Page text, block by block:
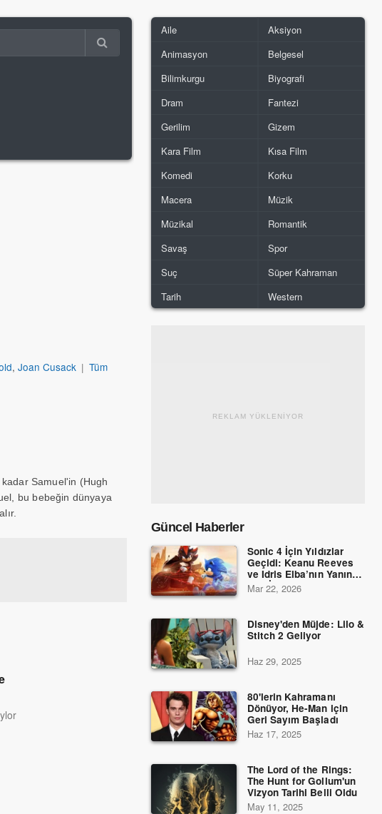
, Joan Cusack | Tüm
Samuel'in (Hugh
bu bebeğin dünyaya
Aile
Aksiyon
Animasyon
Belgesel
Bilimkurgu
Biyografi
Dram
Fantezi
Gerilim
Gizem
Kara Film
Kısa Film
Komedi
Korku
Macera
Müzik
Müzikal
Romantik
Savaş
Spor
Suç
Süper Kahraman
Tarih
Western
REKLAM YÜKLENİYOR
Güncel Haberler
Sonic 4 İçin Yıldızlar
Geçidi: Keanu Reeves
ve Idris Elba’nın Yanına
Dev İsimler Katıldı!
Mar 22, 2026
Disney'den Müjde: Lilo &
Stitch 2 Geliyor
Haz 29, 2025
80'lerin Kahramanı
Dönüyor, He-Man için
Geri Sayım Başladı
Haz 17, 2025
The Lord of the Rings:
The Hunt for Gollum'un
Vizyon Tarihi Belli Oldu
May 11, 2025